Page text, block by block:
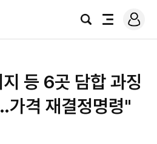
검
전
로
그
등 6곳 담합 과징
격 재결정명령"